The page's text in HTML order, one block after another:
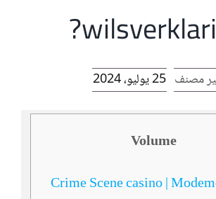
مصنف 25 يوليو، 2024
Volume
Crime Scene casino |